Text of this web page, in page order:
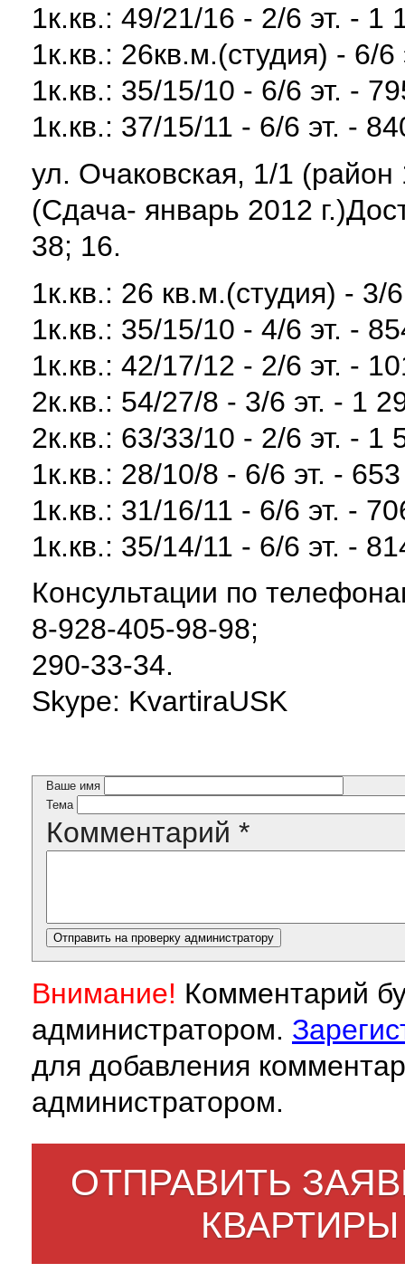
1к.кв.: 49/21/16 - 2/6 эт. - 1
1к.кв.: 26кв.м.(студия) - 6/
1к.кв.: 35/15/10 - 6/6 эт. -
1к.кв.: 37/15/11 - 6/6 эт. -
ул. Очаковская, 1/1
(Сдача- январь 2012
38; 16.
1к.кв.: 26 кв.м.(студия) - 3/
1к.кв.: 35/15/10 - 4/6 эт. -
1к.кв.: 42/17/12 - 2/6 эт. -
2к.кв.: 54/27/8 - 3/6 эт. - 1
2к.кв.: 63/33/10 - 2/6 эт. - 1
1к.кв.: 28/10/8 - 6/6 эт. -
1к.кв.: 31/16/11 - 6/6 эт. -
1к.кв.: 35/14/11 - 6/6 эт. -
Консультации по
8-928-405-98-98;
290-33-34.
Skype: KvartiraUSK
Ваше имя
Тема
Комментарий *
Внимание! Комментарий
администратором.
для добавления
администратором.
ОТПРАВИТЬ